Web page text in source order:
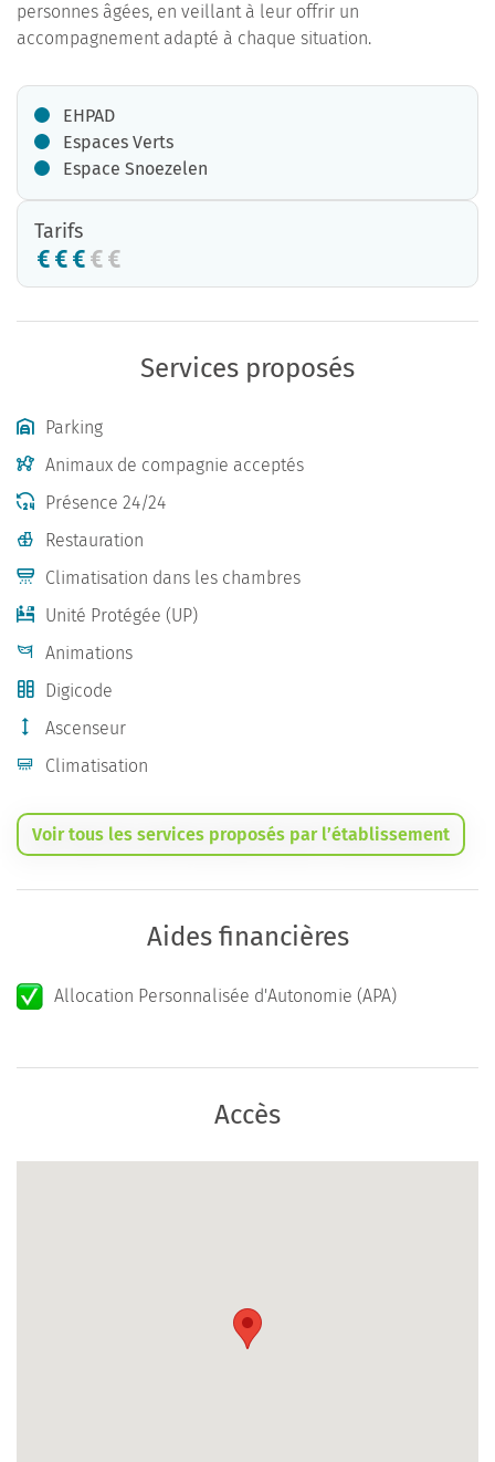
personnes âgées, en veillant à leur offrir un
accompagnement adapté à chaque situation.
EHPAD
Espaces Verts
Espace Snoezelen
Tarifs
Services proposés
Parking
Animaux de compagnie acceptés
Présence 24/24
Restauration
Climatisation dans les chambres
Unité Protégée (UP)
Animations
Digicode
Ascenseur
Climatisation
Voir tous les services proposés par l’établissement
Aides financières
Allocation Personnalisée d'Autonomie (APA)
Accès